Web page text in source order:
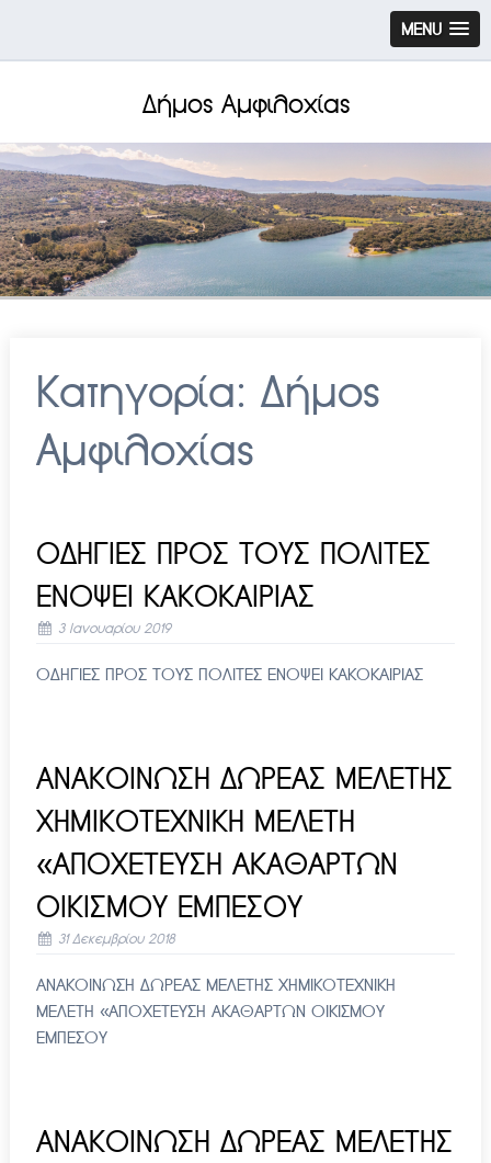
MENU
Δήμος Αμφιλοχίας
Κατηγορία: Δήμος
Αμφιλοχίας
ΟΔΗΓΙΕΣ ΠΡΟΣ ΤΟΥΣ ΠΟΛΙΤΕΣ
ΕΝΟΨΕΙ ΚΑΚΟΚΑΙΡΙΑΣ
3 Ιανουαρίου 2019
ΟΔΗΓΙΕΣ ΠΡΟΣ ΤΟΥΣ ΠΟΛΙΤΕΣ ΕΝΟΨΕΙ ΚΑΚΟΚΑΙΡΙΑΣ
ΑΝΑΚΟΙΝΩΣΗ ΔΩΡΕΑΣ ΜΕΛΕΤΗΣ
ΧΗΜΙΚΟΤΕΧΝΙΚΗ ΜΕΛΕΤΗ
«ΑΠΟΧΕΤΕΥΣΗ ΑΚΑΘΑΡΤΩΝ
ΟΙΚΙΣΜΟΥ ΕΜΠΕΣΟΥ
31 Δεκεμβρίου 2018
ΑΝΑΚΟΙΝΩΣΗ ΔΩΡΕΑΣ ΜΕΛΕΤΗΣ ΧΗΜΙΚΟΤΕΧΝΙΚΗ
ΜΕΛΕΤΗ «ΑΠΟΧΕΤΕΥΣΗ ΑΚΑΘΑΡΤΩΝ ΟΙΚΙΣΜΟΥ
ΕΜΠΕΣΟΥ
ΑΝΑΚΟΙΝΩΣΗ ΔΩΡΕΑΣ ΜΕΛΕΤΗΣ